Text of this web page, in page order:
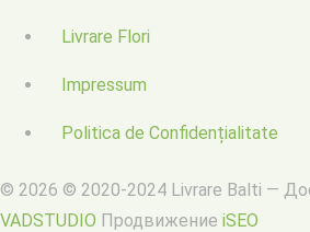
Livrare Flori
Impressum
Politica de Confidențialitate
© 2026 © 2020-2024 Livrare Balti —
VADSTUDIO Продвижение iSEO